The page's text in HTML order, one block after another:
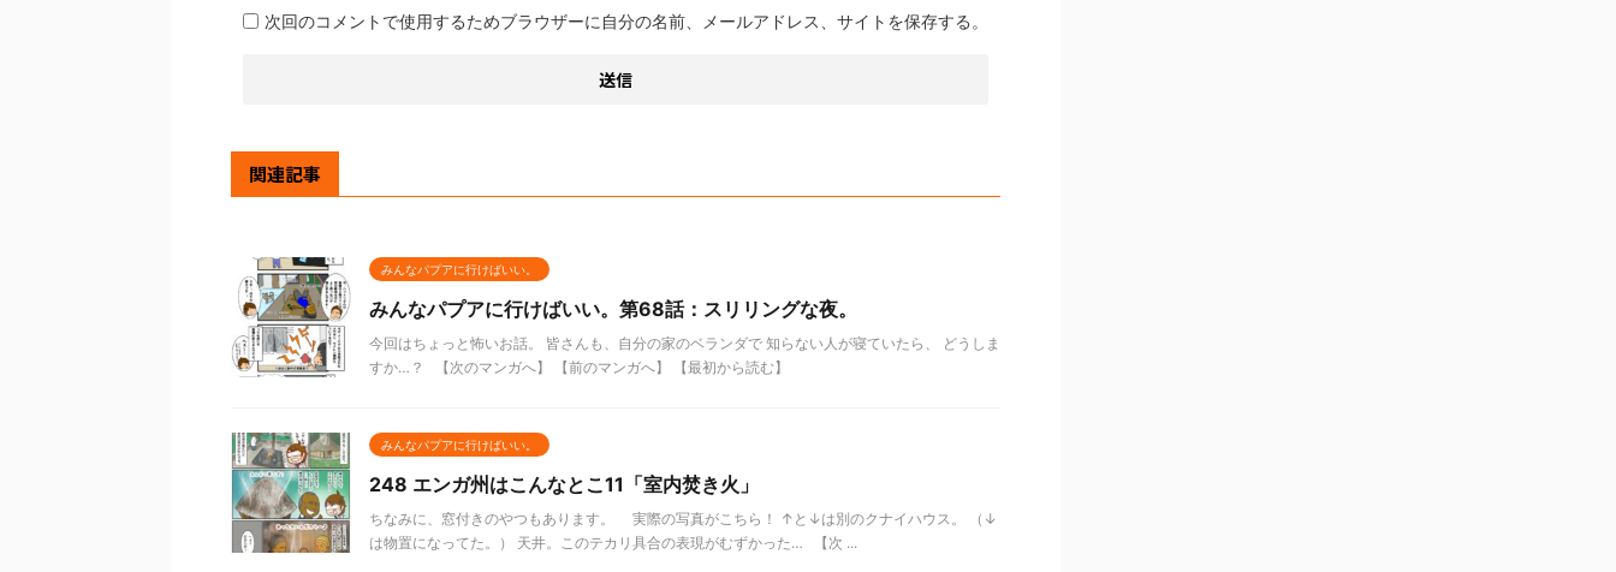
次回のコメントで使用するためブラウザーに自分の名前、メールアドレス、サイトを保存する。
関連記事
みんなパプアに行けばいい。
みんなパプアに行けばいい。第68話：スリリングな夜。
今回はちょっと怖いお話。 皆さんも、自分の家のベランダで 知らない人が寝ていたら、 どうしま
すか…？ 【次のマンガへ】 【前のマンガへ】 【最初から読む】
みんなパプアに行けばいい。
248 エンガ州はこんなとこ11「室内焚き火」
ちなみに、窓付きのやつもあります。 実際の写真がこちら！ ↑と↓は別のクナイハウス。 （↓
は物置になってた。） 天井。このテカリ具合の表現がむずかった… 【次 ...